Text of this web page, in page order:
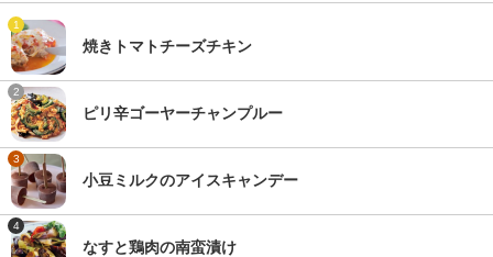
1
焼きトマトチーズチキン
2
ピリ辛ゴーヤーチャンプルー
3
小豆ミルクのアイスキャンデー
4
なすと鶏肉の南蛮漬け